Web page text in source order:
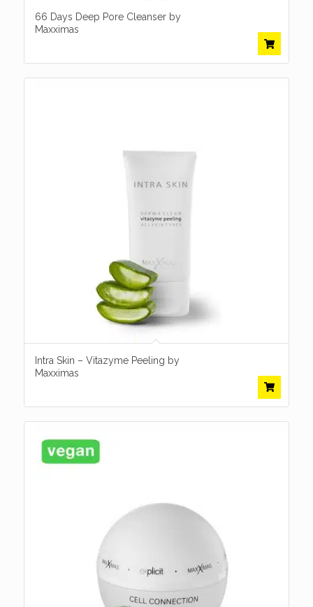
66 Days Deep Pore Cleanser by
Maxximas
Intra Skin – Vitazyme Peeling by
Maxximas